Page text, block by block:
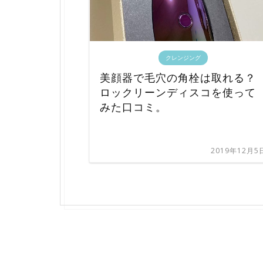
クレンジング
美顔器で毛穴の角栓は取れる？
ロックリーンディスコを使って
みた口コミ。
2019年12月5